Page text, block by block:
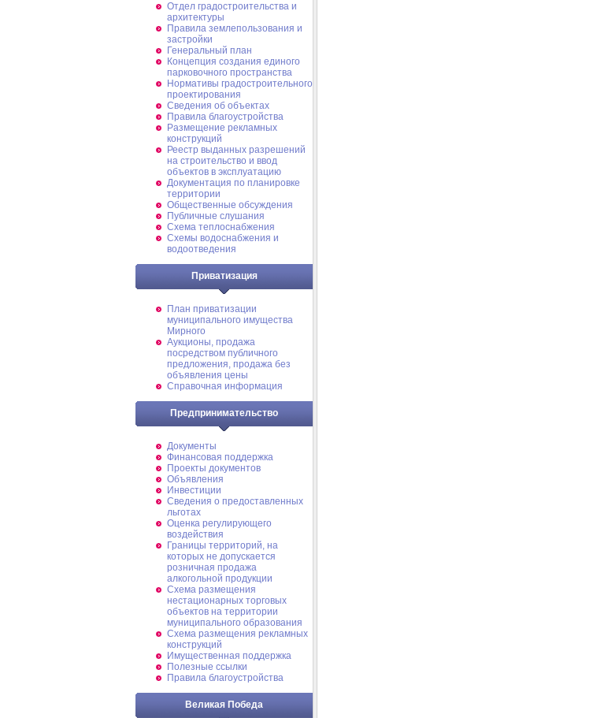
Отдел градостроительства и
архитектуры
Правила землепользования и
застройки
Генеральный план
Концепция создания единого
парковочного пространства
Нормативы градостроительного
проектирования
Сведения об объектах
Правила благоустройства
Размещение рекламных
конструкций
Реестр выданных разрешений
на строительство и ввод
объектов в эксплуатацию
Документация по планировке
территории
Общественные обсуждения
Публичные слушания
Схема теплоснабжения
Схемы водоснабжения и
водоотведения
Приватизация
План приватизации
муниципального имущества
Мирного
Аукционы, продажа
посредством публичного
предложения, продажа без
объявления цены
Справочная информация
Предпринимательство
Документы
Финансовая поддержка
Проекты документов
Объявления
Инвестиции
Сведения о предоставленных
льготах
Оценка регулирующего
воздействия
Границы территорий, на
которых не допускается
розничная продажа
алкогольной продукции
Схема размещения
нестационарных торговых
объектов на территории
муниципального образования
Схема размещения рекламных
конструкций
Имущественная поддержка
Полезные ссылки
Правила благоустройства
Великая Победа